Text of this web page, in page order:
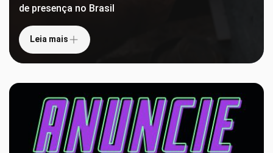
de presença no Brasil
Leia mais